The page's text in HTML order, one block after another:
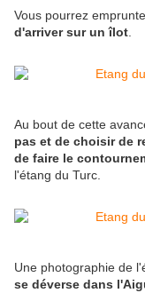
Vous pourrez
d'arriver sur un îlot
Au bout de cette
pas et de choisir de
de faire le
l'étang du Turc.
Une photographie de
se déverse dans